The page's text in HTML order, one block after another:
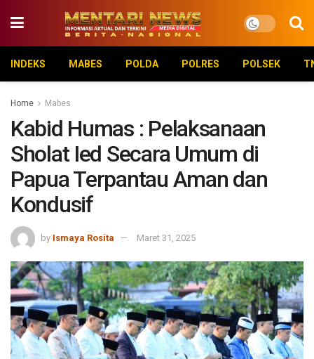
INDEKS MABES POLDA POLRES POLSEK
Home Mabes
Kabid Humas : Pelaksanaan
Sholat Ied Secara Umum di
Papua Terpantau Aman dan
Kondusif
by Ismaya Rosita Maret 31, 2025